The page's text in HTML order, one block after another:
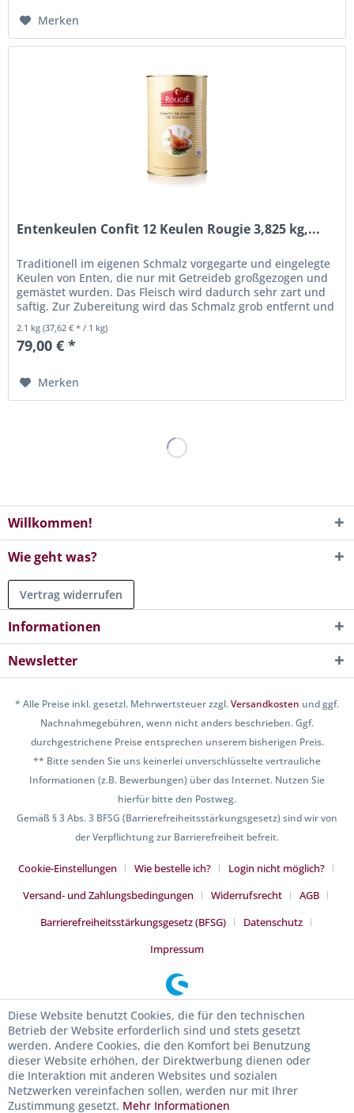
Merken
Entenkeulen Confit 12 Keulen Rougie 3,825 kg,...
Traditionell im eigenen Schmalz vorgegarte und eingelegte
Keulen von Enten, die nur mit Getreideb großgezogen und
gemästet wurden. Das Fleisch wird dadurch sehr zart und
saftig. Zur Zubereitung wird das Schmalz grob entfernt und
2.1 kg(37,62 € * / 1 kg)
79,00 € *
Merken
Willkommen!
Wie geht was?
Vertrag widerrufen
Informationen
Newsletter
* Alle Preise inkl. gesetzl. Mehrwertsteuer zzgl.Versandkosten und ggf.
Nachnahmegebühren, wenn nicht anders beschrieben. Ggf.
durchgestrichene Preise entsprechen unserem bisherigen Preis.
** Bitte senden Sie uns keinerlei unverschlüsselte vertrauliche
Informationen (z.B. Bewerbungen) über das Internet. Nutzen Sie
hierfür bitte den Postweg.
Gemäß § 3 Abs. 3 BFSG (Barrierefreiheitsstärkungsgesetz) sind wir von
der Verpflichtung zur Barrierefreiheit befreit.
Cookie-Einstellungen Wie bestelle ich?
Login nicht möglich?
Versand- und Zahlungsbedingungen
Widerrufsrecht
AGB
Barrierefreiheitsstärkungsgesetz (BFSG)
Datenschutz
Impressum
Diese Website benutzt Cookies, die für den technischen
Betrieb der Website erforderlich sind und stets gesetzt
werden. Andere Cookies, die den Komfort bei Benutzung
dieser Website erhöhen, der Direktwerbung dienen oder
die Interaktion mit anderen Websites und sozialen
Netzwerken vereinfachen sollen, werden nur mit Ihrer
Zustimmung gesetzt. Mehr Informationen